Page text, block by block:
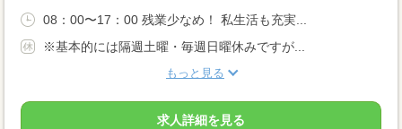
08：00〜17：00 残業少なめ！ 私生活も充実...
※基本的には隔週土曜・毎週日曜休みですが...
もっと見る
求人詳細を見る